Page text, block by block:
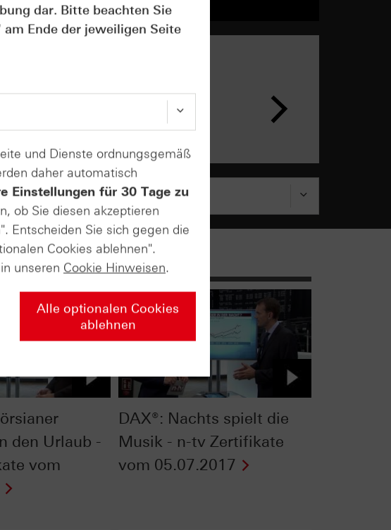
den Urlaub -
vom
DAX®: Nachts spielt die
Musik - n-tv Zertifikate
vom 05.07.2017
dar. Bitte beachten Sie
am Ende der jeweiligen Seite
und Dienste ordnungsgemäß
daher automatisch
Einstellungen für 30 Tage zu
ob Sie diesen akzeptieren
Entscheiden Sie sich gegen die
Cookies ablehnen".
unseren Cookie Hinweisen.
Alle optionalen Cookies
ablehnen